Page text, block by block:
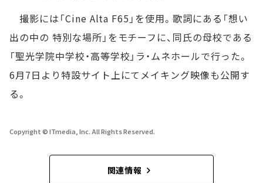
撮影には「Cine Alta F65」を使用。歌詞にある「想い
出の中の 特別な場所」をモチーフに、同氏の母校である
「聖光学院中学校・高等学校」ラ・ムネホールで行った。
6月7日より特設サイト上にてメイキング映像も公開す
る。
Copyright © ITmedia, Inc. All Rights Reserved.
関連情報